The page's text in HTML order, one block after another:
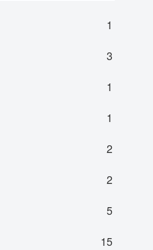
1
3
1
1
2
2
5
15